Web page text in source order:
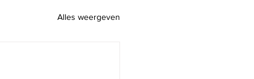
Alles weergeven